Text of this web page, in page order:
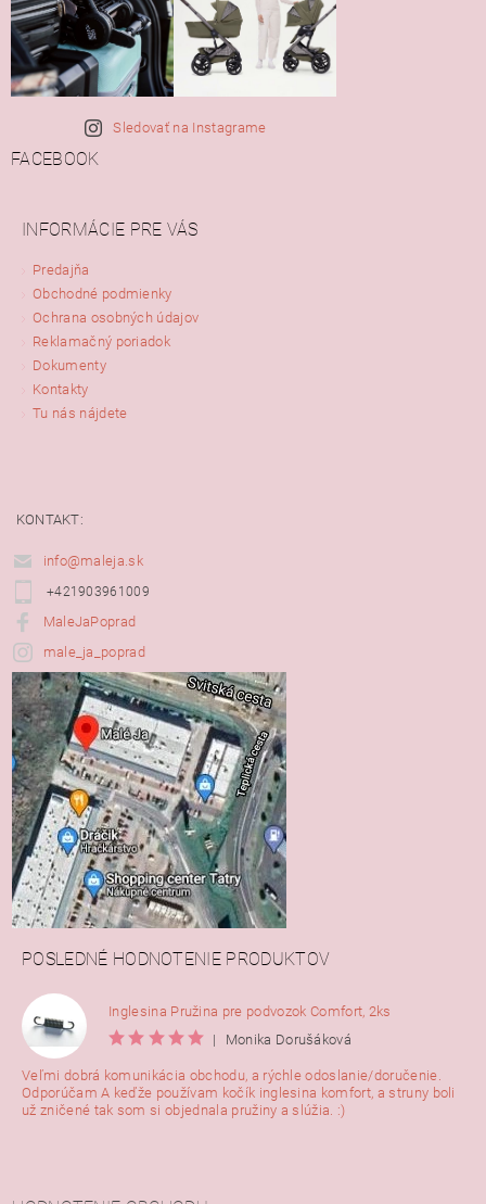
Sledovať na Instagrame
FACEBOOK
INFORMÁCIE PRE VÁS
Predajňa
Obchodné podmienky
Ochrana osobných údajov
Reklamačný poriadok
Dokumenty
Kontakty
Tu nás nájdete
KONTAKT:
info@maleja.sk
+421903961009
MaleJaPoprad
male_ja_poprad
POSLEDNÉ HODNOTENIE PRODUKTOV
Inglesina Pružina pre podvozok Comfort, 2ks
|
Monika Dorušáková
Veľmi dobrá komunikácia obchodu, a rýchle odoslanie/doručenie.
Odporúčam A keďže používam kočík inglesina komfort, a struny boli
už zničené tak som si objednala pružiny a slúžia. :)